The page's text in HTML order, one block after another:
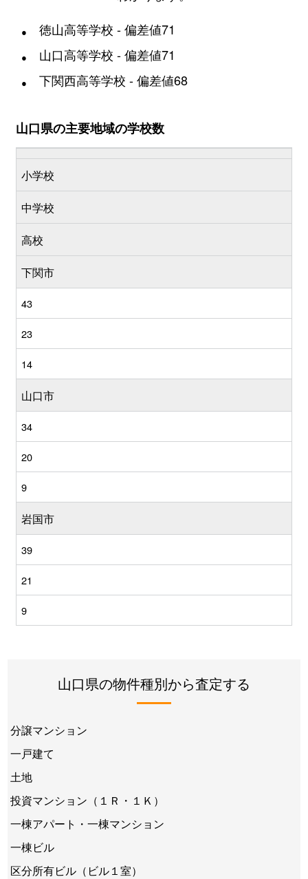
徳山高等学校 - 偏差値71
山口高等学校 - 偏差値71
下関西高等学校 - 偏差値68
山口県の主要地域の学校数
小学校
中学校
高校
下関市
43
23
14
山口市
34
20
9
岩国市
39
21
9
山口県の物件種別から査定する
分譲マンション
一戸建て
土地
投資マンション（１Ｒ・１Ｋ）
一棟アパート・一棟マンション
一棟ビル
区分所有ビル（ビル１室）